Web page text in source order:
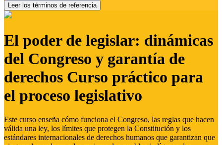
Leer los términos de referencia
El poder de legislar: dinámicas
del Congreso y garantía de
derechos Curso práctico para
el proceso legislativo
Este curso enseña cómo funciona el Congreso, las reglas que hacen
válida una ley, los límites que protegen la Constitución y los
estándares internacionales de derechos humanos que garantizan que